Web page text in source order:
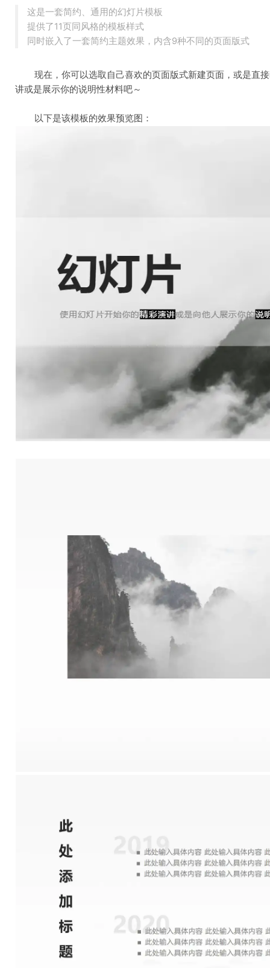
这是一套简约、通用的幻灯片模板
提供了11页同风格的模板样式
同时嵌入了一套简约主题效果，内含9种不同的页面版式
讲或是展示你的说明性材料吧～
	以下是该模板的效果预览图：